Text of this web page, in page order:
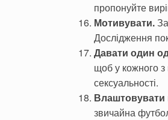
пропонуйте
Мотивувати.
Дослідження
Давати один
щоб у кожного з
сексуальності.
Влаштовувати
звичайна